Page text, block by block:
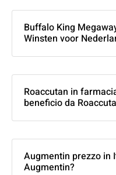
Buffalo King
Winsten voor
Roaccutan in
beneficio da
Augmentin prezzo in
Augmentin?